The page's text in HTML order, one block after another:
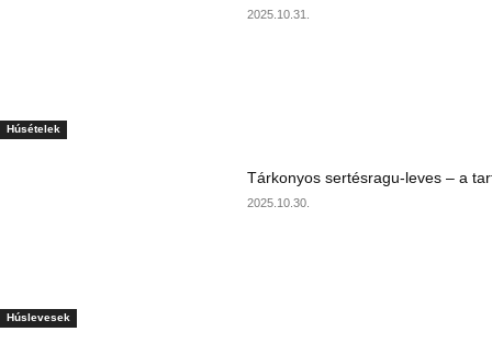
Húsételek
2025.10.31.
Húslevesek
Tárkonyos sertésragu-leves – a
2025.10.30.